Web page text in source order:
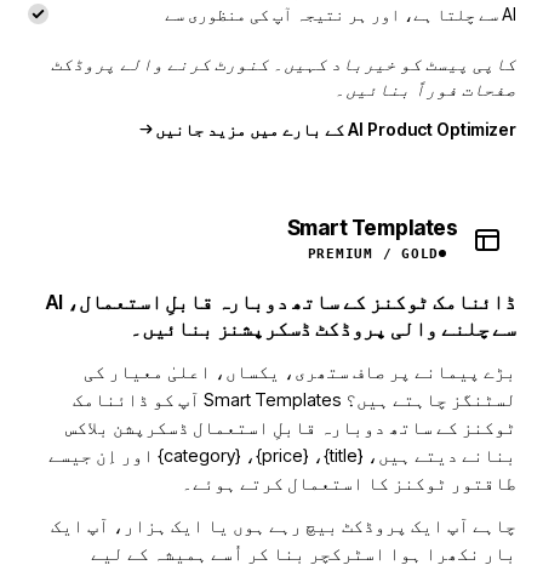
AI سے چلتا ہے، اور ہر نتیجہ آپ کی منظوری سے
کاپی پیسٹ کو خیرباد کہیں۔ کنورٹ کرنے والے پروڈکٹ
صفحات فوراً بنائیں۔
AI Product Optimizer کے بارے میں مزید جانیں
Smart Templates
PREMIUM / GOLD
ڈائنامک ٹوکنز کے ساتھ دوبارہ قابلِ استعمال، AI
سے چلنے والی پروڈکٹ ڈسکرپشنز بنائیں۔
بڑے پیمانے پر صاف ستھری، یکساں، اعلیٰ معیار کی
لسٹنگز چاہتے ہیں؟ Smart Templates آپ کو ڈائنامک
ٹوکنز کے ساتھ دوبارہ قابلِ استعمال ڈسکرپشن بلاکس
بنانے دیتے ہیں، {title}، {price}، {category} اور اِن جیسے
طاقتور ٹوکنز کا استعمال کرتے ہوئے۔
چاہے آپ ایک پروڈکٹ بیچ رہے ہوں یا ایک ہزار، آپ ایک
بار نکھرا ہوا اسٹرکچر بنا کر اُسے ہمیشہ کے لیے